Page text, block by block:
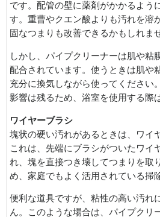
です。配管の壁に薬剤がかかるよう
す。重曹やクエン酸よりも汚れを溶
固なつまりも改善できるかもしれま
しかし、パイプクリーナーは肌や粘
配合されています。使うときは肌や
充分に換気しながら使ってください
影響は残るため、浴室を使用する際
ワイヤーブラシ
塊状の硬い汚れがあるときは、ワイ
これは、先端にブラシがついたワイ
れ、塊を直接つき壊してつまりを取
め、家庭でもよく活用されている掃
便利な道具ですが、粘性の高い汚れ
ん。このような場合は、パイプクリ